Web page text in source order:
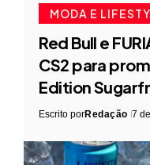
MODA E
Red Bull e
CS2 para
Edition
Escrito porRedação 7